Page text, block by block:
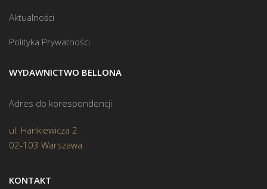
Aktualności
Polityka Prywatności
WYDAWNICTWO BELLONA
Adres do korespondencji
ul. Hankiewicza 2
02-103 Warszawa
KONTAKT